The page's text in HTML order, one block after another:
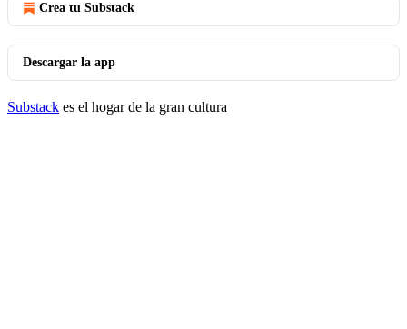
Crea tu Substack
Descargar la app
Substack es el hogar de la gran cultura